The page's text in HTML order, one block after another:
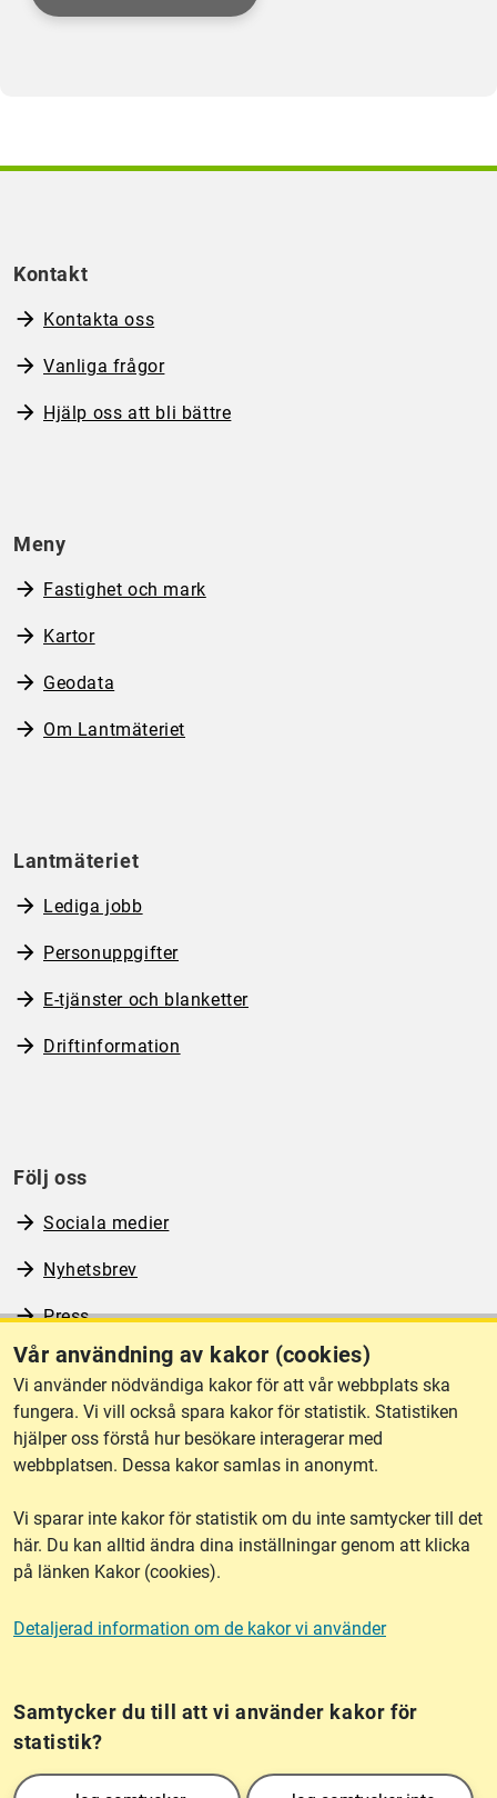
Vår användning av kakor (cookies)
Vi använder nödvändiga kakor för att vår webbplats ska
fungera. Vi vill också spara kakor för statistik. Statistiken
hjälper oss förstå hur besökare interagerar med
webbplatsen. Dessa kakor samlas in anonymt.
Vi sparar inte kakor för statistik om du inte samtycker till det
här. Du kan alltid ändra dina inställningar genom att klicka
på länken Kakor (cookies).
Detaljerad information om de kakor vi använder
Samtycker du till att vi använder kakor för
statistik?
Kontakt
Kontakta oss
Vanliga frågor
Hjälp oss att bli bättre
Meny
Fastighet och mark
Kartor
Geodata
Om Lantmäteriet
Lantmäteriet
Lediga jobb
Personuppgifter
E-tjänster och blanketter
Driftinformation
Följ oss
Sociala medier
Nyhetsbrev
Press
RSS
Om webbplatsen
Tillgänglighet
Other languages
Kakor (cookies)
Lantmäteriet är den myndighet som kartlägger Sverige. Till våra uppgifter hör